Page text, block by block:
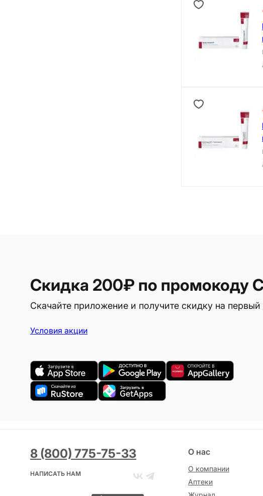
Скидка 200₽ по промокоду
Скачайте приложение и получите скидку на первый
Условия акции
8 (800) 775-75-33
НАПИСАТЬ НАМ
О нас
О компании
Аптеки